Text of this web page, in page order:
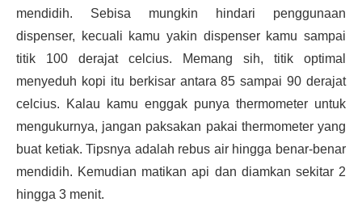
mendidih. Sebisa mungkin hindari penggunaan
dispenser, kecuali kamu yakin dispenser kamu sampai
titik 100 derajat celcius. Memang sih, titik optimal
menyeduh kopi itu berkisar antara 85 sampai 90 derajat
celcius. Kalau kamu enggak punya thermometer untuk
mengukurnya, jangan paksakan pakai thermometer yang
buat ketiak. Tipsnya adalah rebus air hingga benar-benar
mendidih. Kemudian matikan api dan diamkan sekitar 2
hingga 3 menit.